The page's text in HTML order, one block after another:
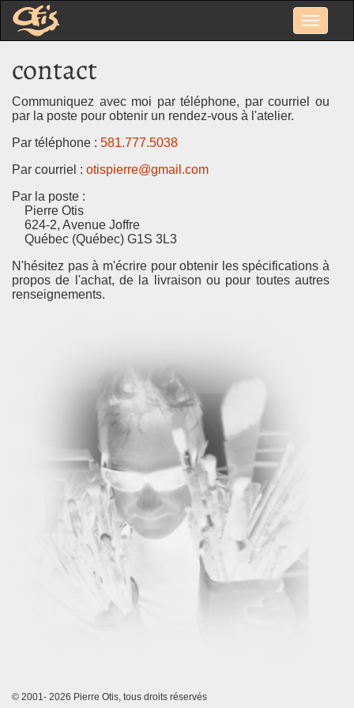
contact
Communiquez avec moi par téléphone, par courriel ou
par la poste pour obtenir un rendez-vous à l'atelier.
Par téléphone : 581.777.5038
Par courriel : otispierre@gmail.com
Par la poste :
Pierre Otis
624-2, Avenue Joffre
Québec (Québec) G1S 3L3
N'hésitez pas à m'écrire pour obtenir les spécifications à
propos de l'achat, de la livraison ou pour toutes autres
renseignements.
© 2001- 2026 Pierre Otis, tous droits réservés